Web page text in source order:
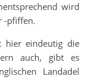
wird
-pfiffen.
hier eindeutig die
auch, gibt es
Landadel